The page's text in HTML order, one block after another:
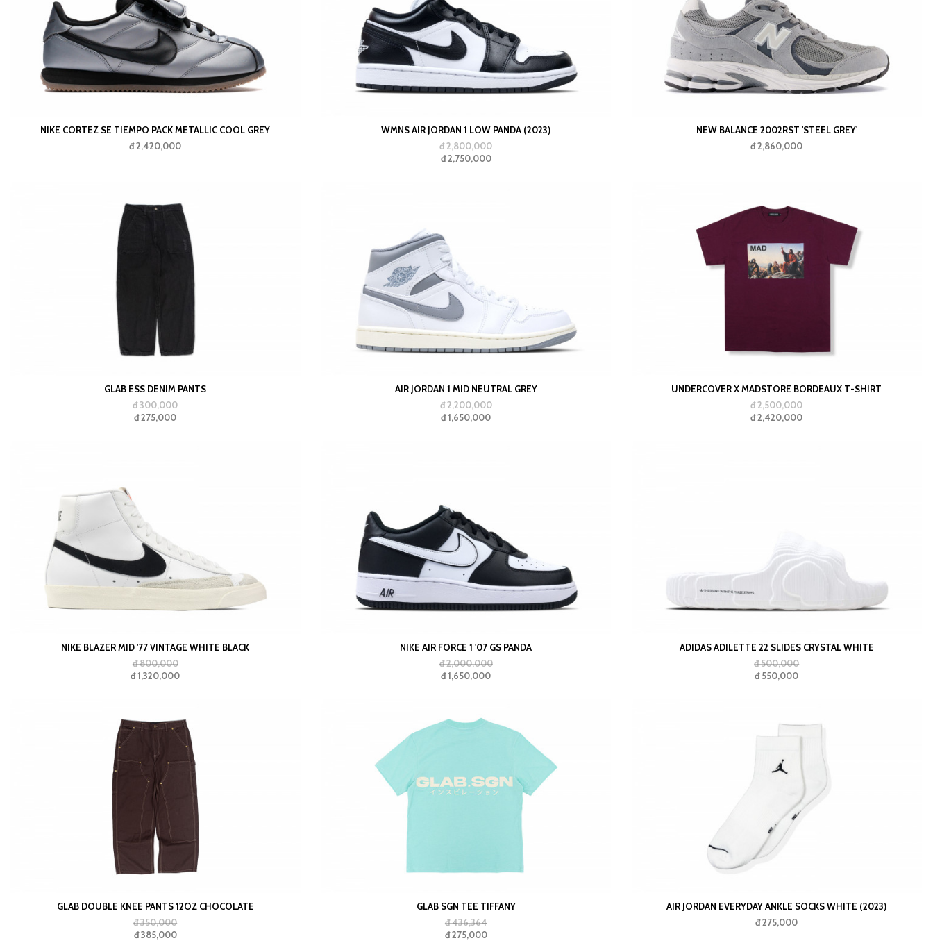
NIKE CORTEZ SE TIEMPO PACK METALLIC COOL GREY
đ 2,420,000
WMNS AIR JORDAN 1 LOW PANDA (2023)
đ 2,800,000
đ 2,750,000
NEW BALANCE 2002RST 'STEEL GREY'
đ 2,860,000
GLAB ESS DENIM PANTS
đ 300,000
đ 275,000
AIR JORDAN 1 MID NEUTRAL GREY
đ 2,200,000
đ 1,650,000
UNDERCOVER X MADSTORE BORDEAUX T-SHIRT
đ 2,500,000
đ 2,420,000
NIKE BLAZER MID '77 VINTAGE WHITE BLACK
đ 800,000
đ 1,320,000
NIKE AIR FORCE 1 '07 GS PANDA
đ 2,000,000
đ 1,650,000
ADIDAS ADILETTE 22 SLIDES CRYSTAL WHITE
đ 500,000
đ 550,000
GLAB DOUBLE KNEE PANTS 12OZ CHOCOLATE
đ 350,000
đ 385,000
GLAB SGN TEE TIFFANY
đ 436,364
đ 275,000
AIR JORDAN EVERYDAY ANKLE SOCKS WHITE (2023)
đ 275,000